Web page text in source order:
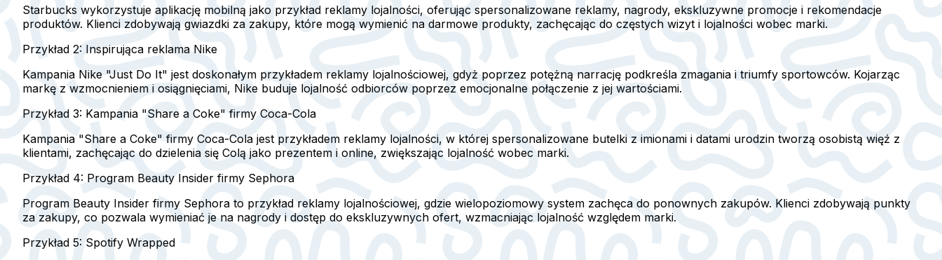
Starbucks wykorzystuje aplikację mobilną jako przykład reklamy lojalności, oferując spersonalizowane reklamy, nagrody, ekskluzywne promocje i rekomendacje
produktów. Klienci zdobywają gwiazdki za zakupy, które mogą wymienić na darmowe produkty, zachęcając do częstych wizyt i lojalności wobec marki.
Przykład 2: Inspirująca reklama Nike
Kampania Nike "Just Do It" jest doskonałym przykładem reklamy lojalnościowej, gdyż poprzez potężną narrację podkreśla zmagania i triumfy sportowców. Kojarząc
markę z wzmocnieniem i osiągnięciami, Nike buduje lojalność odbiorców poprzez emocjonalne połączenie z jej wartościami.
Przykład 3: Kampania "Share a Coke" firmy Coca-Cola
Kampania "Share a Coke" firmy Coca-Cola jest przykładem reklamy lojalności, w której spersonalizowane butelki z imionami i datami urodzin tworzą osobistą więź z
klientami, zachęcając do dzielenia się Colą jako prezentem i online, zwiększając lojalność wobec marki.
Przykład 4: Program Beauty Insider firmy Sephora
Program Beauty Insider firmy Sephora to przykład reklamy lojalnościowej, gdzie wielopoziomowy system zachęca do ponownych zakupów. Klienci zdobywają punkty
za zakupy, co pozwala wymieniać je na nagrody i dostęp do ekskluzywnych ofert, wzmacniając lojalność względem marki.
Przykład 5: Spotify Wrapped